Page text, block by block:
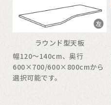
ラウンド型天板
幅120〜140cm、奥行
600×700/600×800cmから
選択可能です。